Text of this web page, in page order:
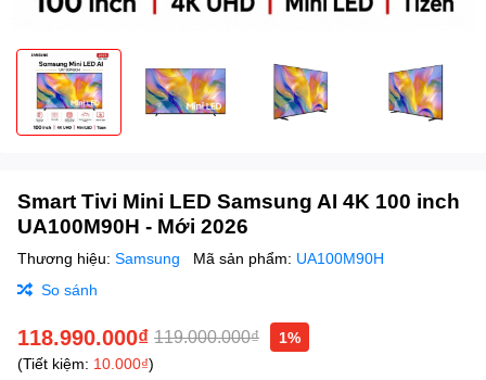
Smart Tivi Mini LED Samsung AI 4K 100 inch
UA100M90H - Mới 2026
Thương hiệu: Samsung Mã sản phẩm: UA100M90H
So sánh
118.990.000₫ 119.000.000₫
1%
(Tiết kiệm: 10.000₫)